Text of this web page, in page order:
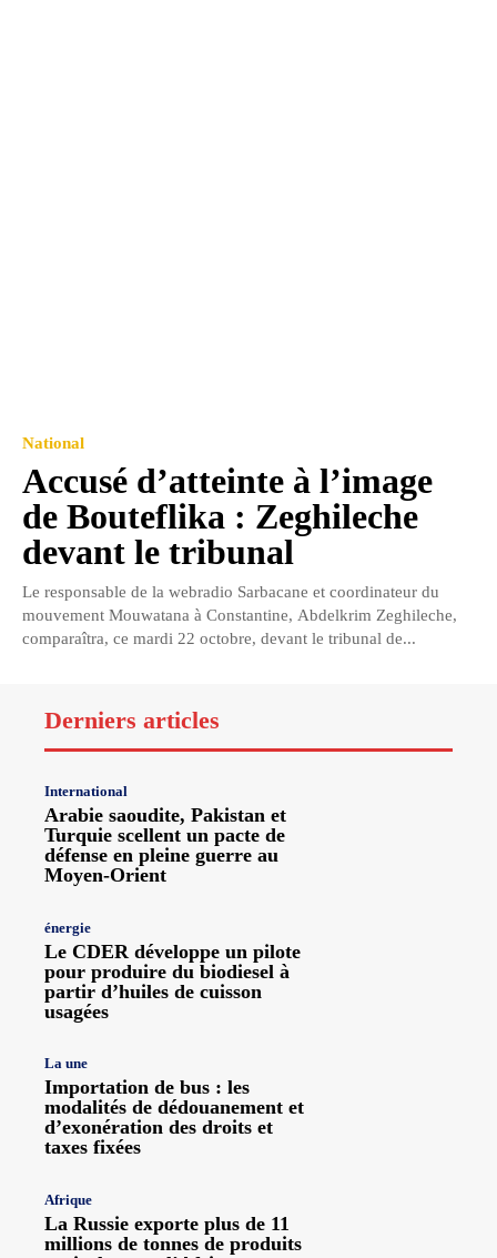
National
Accusé d’atteinte à l’image
de Bouteflika : Zeghileche
devant le tribunal
Le responsable de la webradio Sarbacane et coordinateur du
mouvement Mouwatana à Constantine, Abdelkrim Zeghileche,
comparaîtra, ce mardi 22 octobre, devant le tribunal de...
Derniers articles
International
Arabie saoudite, Pakistan et
Turquie scellent un pacte de
défense en pleine guerre au
Moyen-Orient
énergie
Le CDER développe un pilote
pour produire du biodiesel à
partir d’huiles de cuisson
usagées
La une
Importation de bus : les
modalités de dédouanement et
d’exonération des droits et
taxes fixées
Afrique
La Russie exporte plus de 11
millions de tonnes de produits